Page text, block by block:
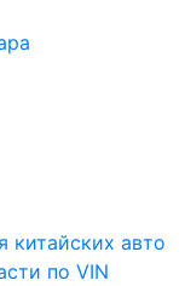
китайских авто
по VIN